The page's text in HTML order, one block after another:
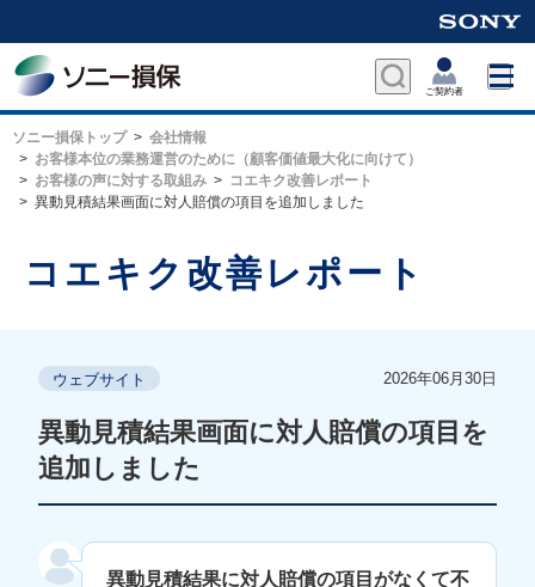
ソニー損保トップ
会社情報
お客様本位の業務運営のために（顧客価値最大化に向けて）
お客様の声に対する取組み
コエキク改善レポート
異動見積結果画面に対人賠償の項目を追加しました
コエキク改善レポート
ウェブサイト 2026年06月30日
異動見積結果画面に対人賠償の項目を
追加しました
異動見積結果に対人賠償の項目がなくて不